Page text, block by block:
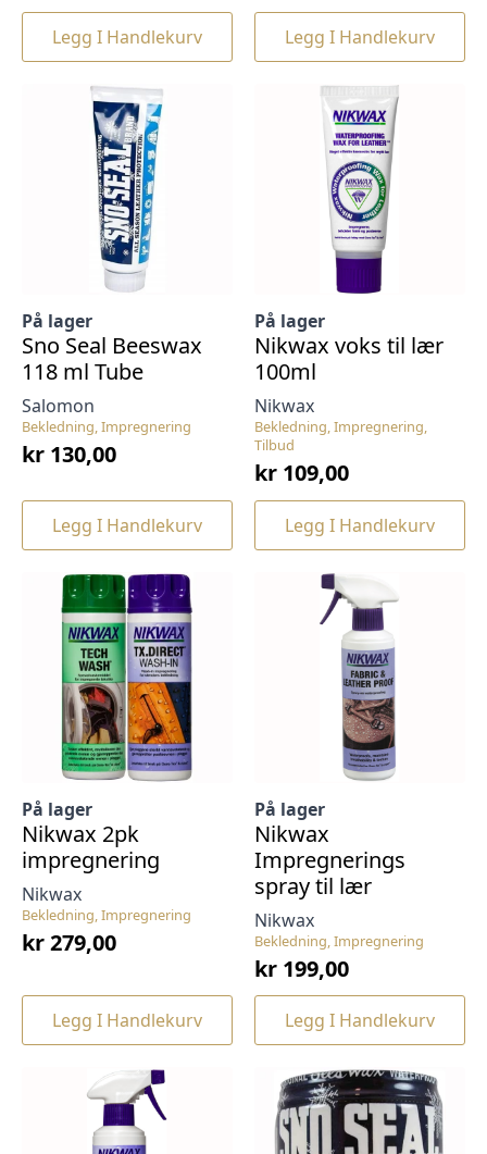
Legg I Handlekurv Legg I Handlekurv
Bekledning, Impregnering
Salomon
På lager
Sno Seal Beeswax
118 ml Tube
kr 130,00
Legg I Handlekurv
Bekledning, Impregnering,
Tilbud
Nikwax
På lager
Nikwax voks til lær
100ml
kr 109,00
Legg I Handlekurv
Bekledning, Impregnering
Nikwax
På lager
Nikwax 2pk
impregnering
kr279,00
Legg I Handlekurv
Bekledning, Impregnering
Nikwax
På lager
Nikwax
Impregnerings
spray til lær
kr 199,00
Legg I Handlekurv